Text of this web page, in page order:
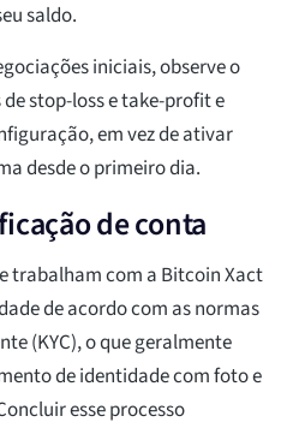
saldo.
iniciais, observe o
stop-loss e take-profit e
em vez de ativar
desde o primeiro dia.
de conta
trabalham com a Bitcoin Xact
de acordo com as normas
(KYC), o que geralmente
de identidade com foto e
esse processo